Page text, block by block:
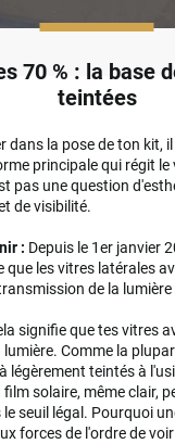
70 % : la base
teintées
dans la pose de ton kit,
principale qui régit
pas une question
de visibilité.
: Depuis le 1er janvier
que les vitres latérales
de la
signifie que tes vitres
lumière. Comme la
légèrement teintés à
film solaire, même clair,
seuil légal. Pourquoi
forces de l'ordre de